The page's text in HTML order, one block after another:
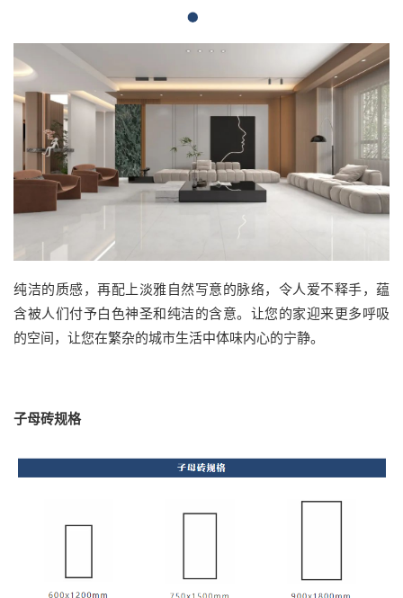
纯洁的质感，再配上淡雅自然写意的脉络，令人爱不释手，蕴
含被人们付予白色神圣和纯洁的含意。让您的家迎来更多呼吸
的空间，让您在繁杂的城市生活中体味内心的宁静。
子母砖规格